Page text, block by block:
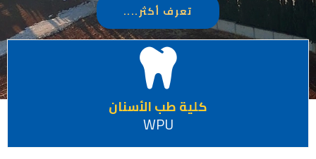
تعرف أكثر....
كلية طب الأسنان
WPU